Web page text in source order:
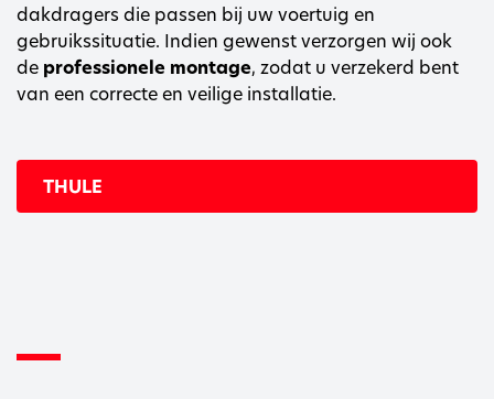
dakdragers die passen bij uw voertuig en
gebruikssituatie. Indien gewenst verzorgen wij ook
de professionele montage, zodat u verzekerd bent
van een correcte en veilige installatie.
THULE